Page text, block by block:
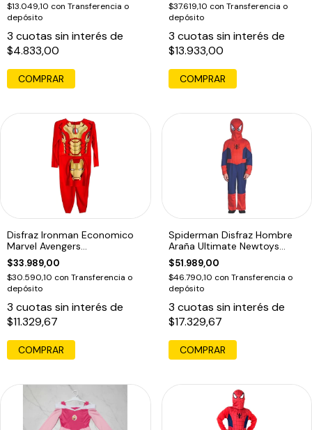
$13.049,10 con Transferencia o
depósito
3 cuotas sin interés de
$4.833,00
COMPRAR
$37.619,10 con Transferencia o
depósito
3 cuotas sin interés de
$13.933,00
COMPRAR
Disfraz Ironman Economico
Marvel Avengers
Dramatizacion Edu
$33.989,00
$30.590,10 con Transferencia o
depósito
3 cuotas sin interés de
$11.329,67
COMPRAR
Spiderman Disfraz Hombre
Araña Ultimate Newtoys
Original Edu
$51.989,00
$46.790,10 con Transferencia o
depósito
3 cuotas sin interés de
$17.329,67
COMPRAR